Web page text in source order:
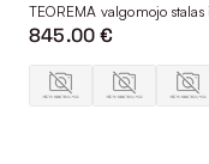
TEOREMA valgomojo
845.00 €